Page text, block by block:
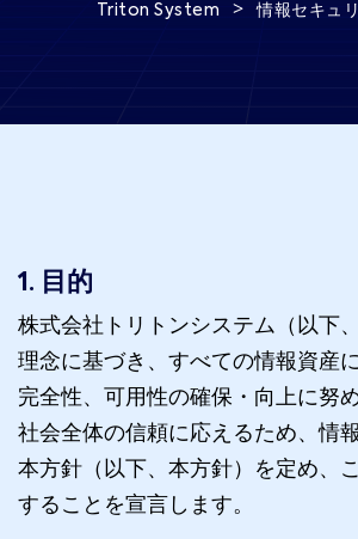
Triton System > 情報セキュ
1. 目的
株式会社トリトンシステム（以下
理念に基づき、すべての情報資産
完全性、可用性の確保・向上に努
社会全体の信頼に応えるため、情
本方針（以下、本方針）を定め、
することを宣言します。